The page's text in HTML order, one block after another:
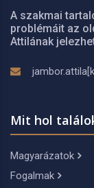
A szakmai
problémáit az
Attilának
Mit hol
Magyarázatok
Fogalmak